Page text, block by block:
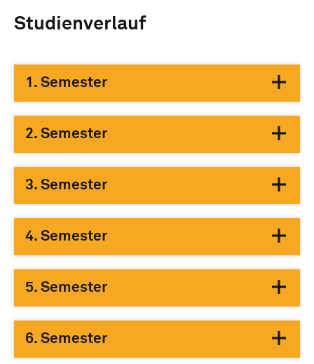
Studienverlauf
1. Semester
2. Semester
3. Semester
4. Semester
5. Semester
6. Semester